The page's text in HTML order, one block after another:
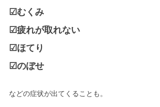
☑︎むくみ
☑︎疲れが取れない
☑︎ほてり
☑︎のぼせ
などの症状が出てくることも。